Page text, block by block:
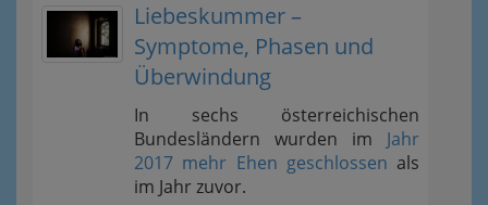
Liebeskummer –
Symptome, Phasen und
Überwindung
In sechs österreichischen
Bundesländern wurden im Jahr
2017 mehr Ehen geschlossen als
im Jahr zuvor.